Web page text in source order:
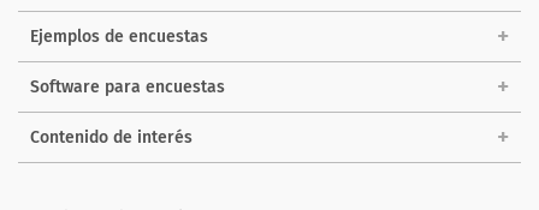
Ejemplos de encuestas
Software para encuestas
Contenido de interés